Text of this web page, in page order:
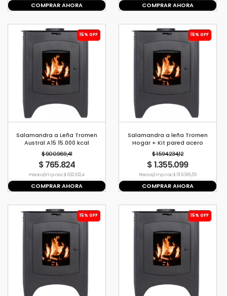
COMPRAR AHORA COMPRAR AHORA
15% OFF
Salamandra a Leña Tromen
Austral A15 15.000 kcal
$ 900.969,41
$ 765.824
Precio s/imp. nac. $ 632.912,4
COMPRAR AHORA
15% OFF
Salamandra a leña Tromen
Hogar + Kit pared acero
inoxidable
$ 1.594.234,12
$ 1.355.099
Precio s/imp. nac. $ 1.119.916,53
COMPRAR AHORA
15% OFF 15% OFF